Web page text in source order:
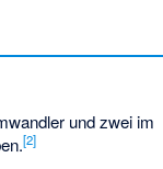
und zwei im
[2]